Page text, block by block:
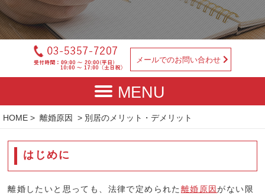
メールでのお問い合わせ
HOME > 離婚原因 > 別居のメリット・デメリット
はじめに
離婚したいと思っても、法律で定められた 離婚原因がない限